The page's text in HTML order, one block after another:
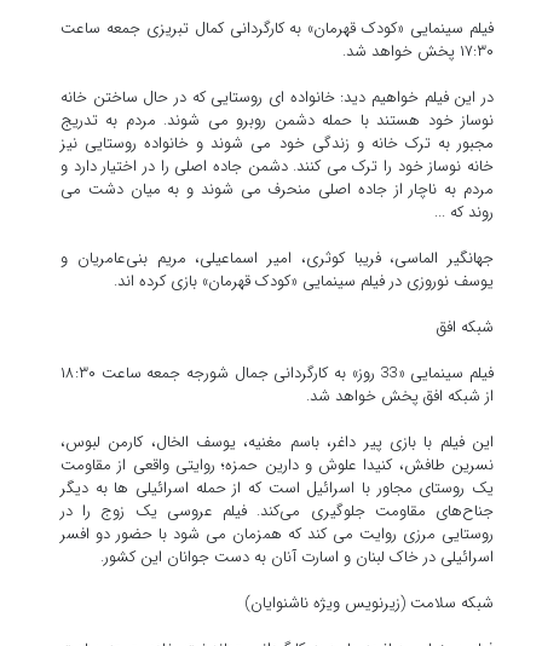
فیلم سینمایی «کودک قهرمان» به کارگردانی کمال تبریزی جمعه ساعت
۱۷:۳۰ پخش خواهد شد.
در این فیلم خواهیم دید: خانواده ای روستایی که در حال ساختن خانه
نوساز خود هستند با حمله دشمن روبرو می شوند. مردم به تدریج
مجبور به ترک خانه و زندگی خود می شوند و خانواده روستایی نیز
خانه نوساز خود را ترک می کنند. دشمن جاده اصلی را در اختیار دارد و
مردم به ناچار از جاده اصلی منحرف می شوند و به میان دشت می
روند که ...
جهانگیر الماسی، فریبا کوثری، امیر اسماعیلی، مریم بنی‌عامریان و
یوسف نوروزی در فیلم سینمایی «کودک قهرمان» بازی کرده اند.
شبکه افق
فیلم سینمایی «33 روز» به کارگردانی جمال شورجه جمعه ساعت ۱۸:۳۰
از شبکه افق پخش خواهد شد.
این فیلم با بازی پیر داغر، باسم مغنیه، یوسف الخال، کارمن لبوس،
نسرین طافش، کنیدا علوش و دارین حمزه؛ روایتی واقعی از مقاومت
یک روستای مجاور با اسرائیل است که از حمله اسرائیلی ها به دیگر
جناح‌های مقاومت جلوگیری می‌کند. فیلم عروسی یک زوج را در
روستایی مرزی روایت می کند که همزمان می شود با حضور دو افسر
اسرائیلی در خاک لبنان و اسارت آنان به دست جوانان این کشور.
شبکه سلامت (زیرنویس ویژه ناشنوایان)